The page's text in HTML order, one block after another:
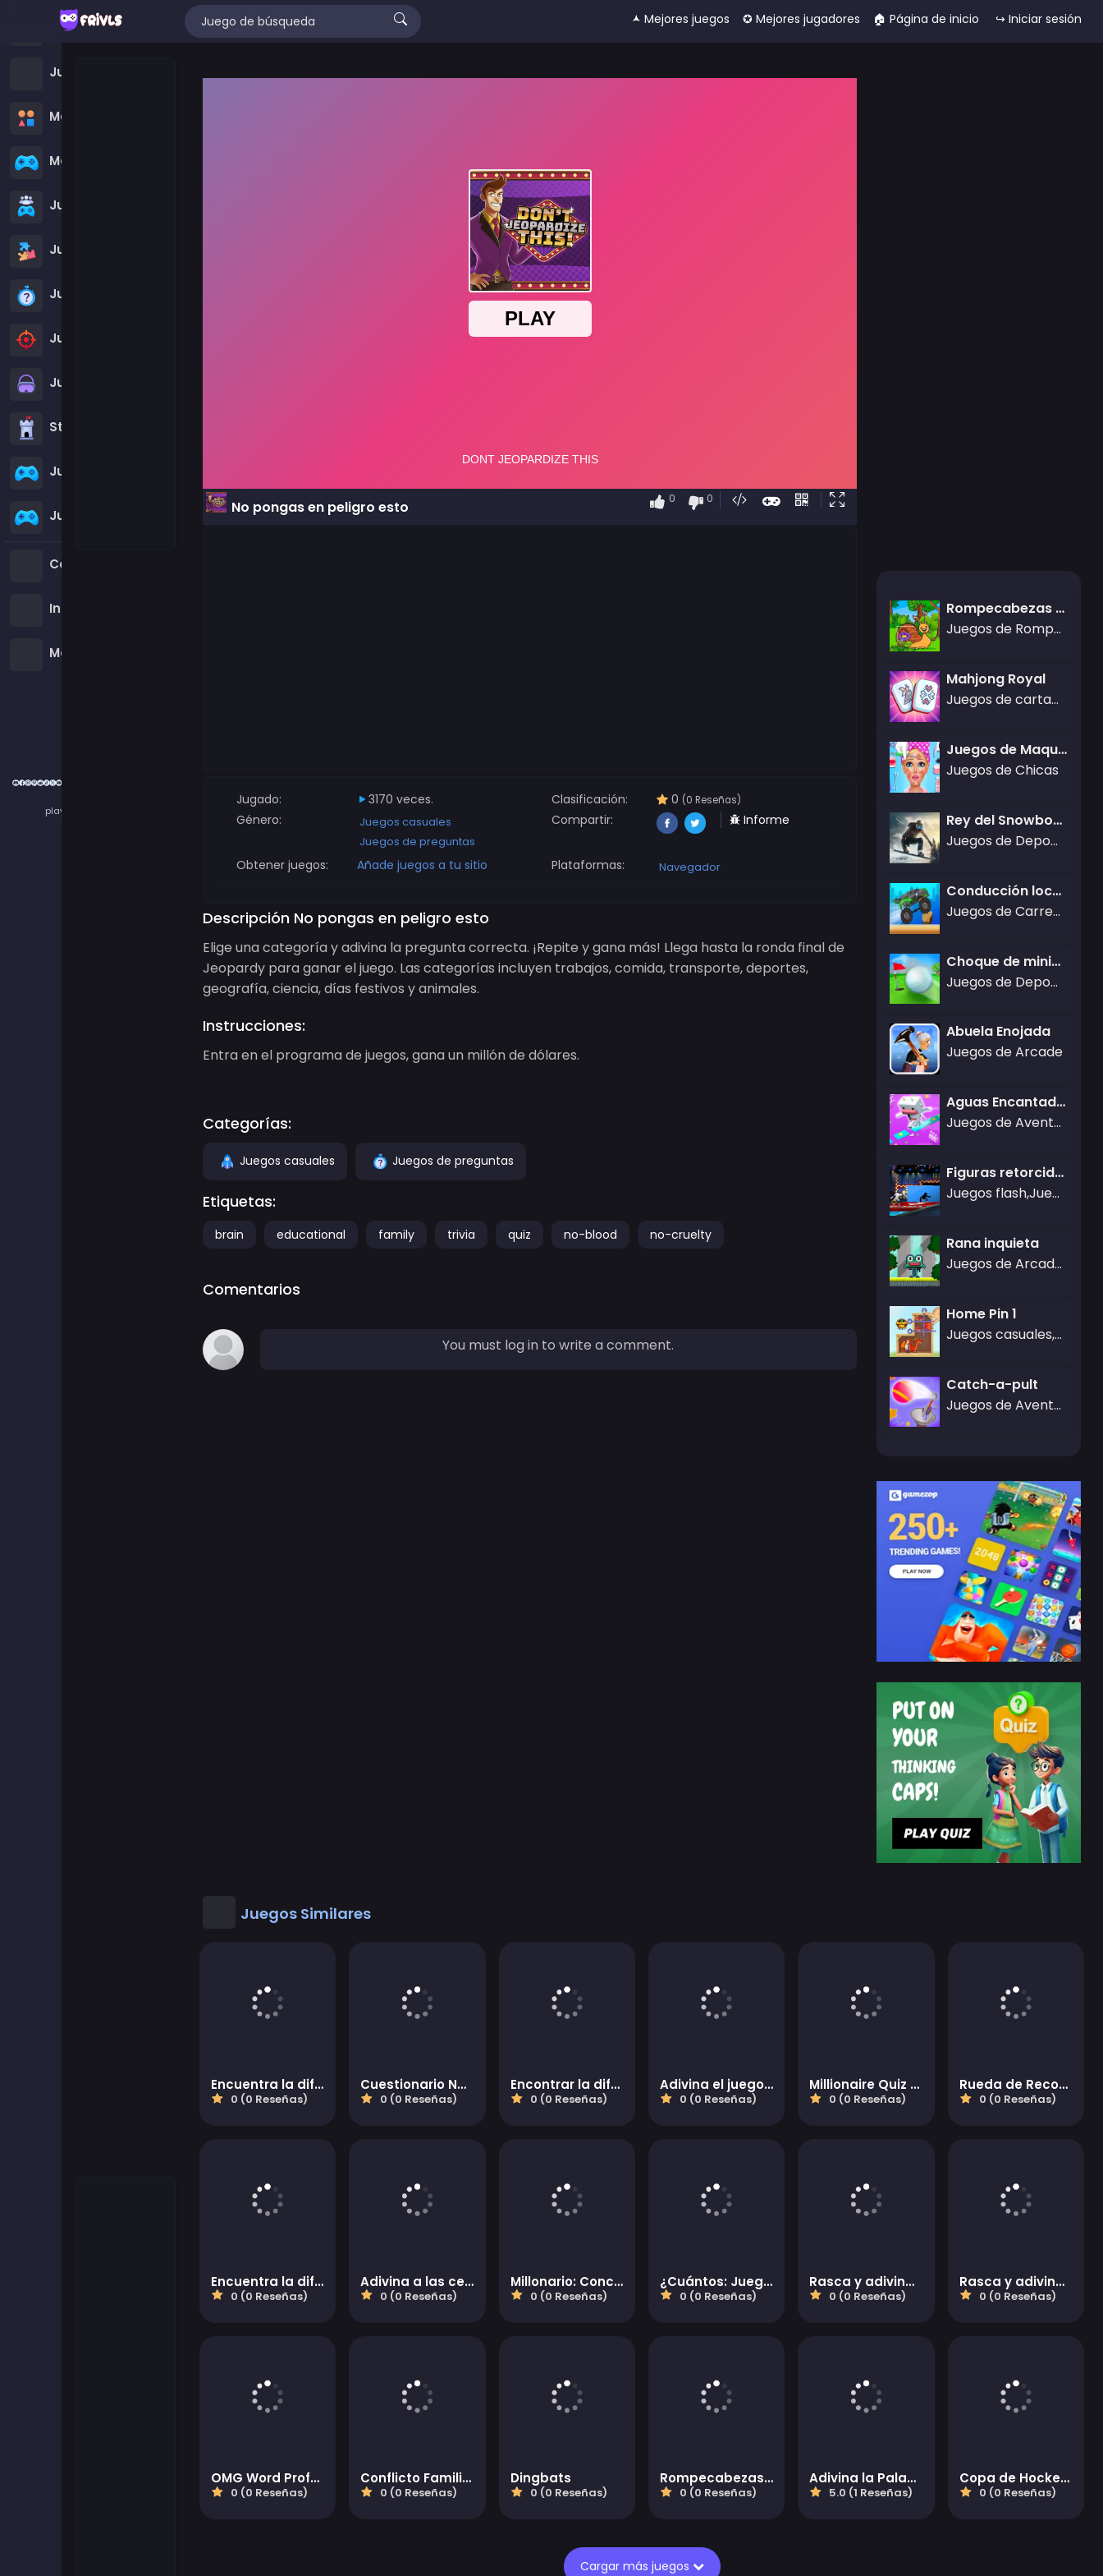
Juegos de Kizi
Juegos de Mahjong
Match-3 Games
Motorcycle Games
Juegos multijugador
Juegos de Rompecabezas
Juegos de preguntas
Juegos de disparos
Juegos de Simulación
Strategy
Juegos de guerra
Juegos Y8
Contact us
Insertar juegos
Mobile Apps
playmoki Games © 2020 - 2025
🟂 Mejores juegos ✪ Mejores jugadores 🏠︎ Página de inicio ↪ Iniciar sesión
No pongas en peligro esto 0
0
Jugado: 3170 veces. Clasificación: 0 (0 Reseñas)
Género:
Juegos casuales
Juegos de preguntas
Compartir: Informe
Obtener juegos: Añade juegos a tu sitio Plataformas: Navegador
Descripción No pongas en peligro esto
Elige una categoría y adivina la pregunta correcta. ¡Repite y gana más! Llega hasta la ronda final de
Jeopardy para ganar el juego. Las categorías incluyen trabajos, comida, transporte, deportes,
geografía, ciencia, días festivos y animales.
Instrucciones:
Entra en el programa de juegos, gana un millón de dólares.
Categorías:
Juegos casuales Juegos de preguntas
Etiquetas:
brain educational family trivia quiz no-blood no-cruelty
Comentarios
You must log in to write a comment.
Rompecabezas de fotos de insectos
Juegos de Rompecabezas,Jigsaw
Mahjong Royal
Juegos de cartas,Juegos de Rompecabezas
Juegos de Maquillaje
Juegos de Chicas
Rey del Snowboard 2024
Juegos de Deportes
Conducción loca de camiones
Juegos de Carreras
Choque de minigolf
Juegos de Deportes,Juegos de Kizi
Abuela Enojada
Juegos de Arcade
Aguas Encantadas
Juegos de Aventura,Juegos de agilidad
Figuras retorcidas: Agujero en la pared
Juegos flash,Juegos de Rompecabezas
Rana inquieta
Juegos de Arcade,Gamezop Games
Home Pin 1
Juegos casuales,Buenos juegos de matematicas,Juegos de Rompecabezas
Catch-a-pult
Juegos de Aventura,Gamezop Games
Juegos Similares
Encuentra la diferencia animal
0 (0 Reseñas)
Cuestionario Nerd
0 (0 Reseñas)
Encontrar la diferencia 2
0 (0 Reseñas)
Adivina el juego de rompecabezas de palabras de personajes
0 (0 Reseñas)
Millionaire Quiz HD
0 (0 Reseñas)
Rueda de Recompensas
0 (0 Reseñas)
Encuentra la diferencia
0 (0 Reseñas)
Adivina a las celebridades de Bollywood
0 (0 Reseñas)
Millonario: Concurso de Preguntas
0 (0 Reseñas)
¿Cuántos: Juego de preguntas
0 (0 Reseñas)
Rasca y adivina animales
0 (0 Reseñas)
Rasca y adivina celebridades
0 (0 Reseñas)
OMG Word Professor
0 (0 Reseñas)
Conflicto Familiar
0 (0 Reseñas)
Dingbats
0 (0 Reseñas)
Rompecabezas de Navidad
0 (0 Reseñas)
Adivina la Palabra
5.0 (1 Reseñas)
Copa de Hockey sobre Hielo
0 (0 Reseñas)
Cargar más juegos